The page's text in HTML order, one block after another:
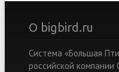
О bigbird.ru
Система «Большая
российской